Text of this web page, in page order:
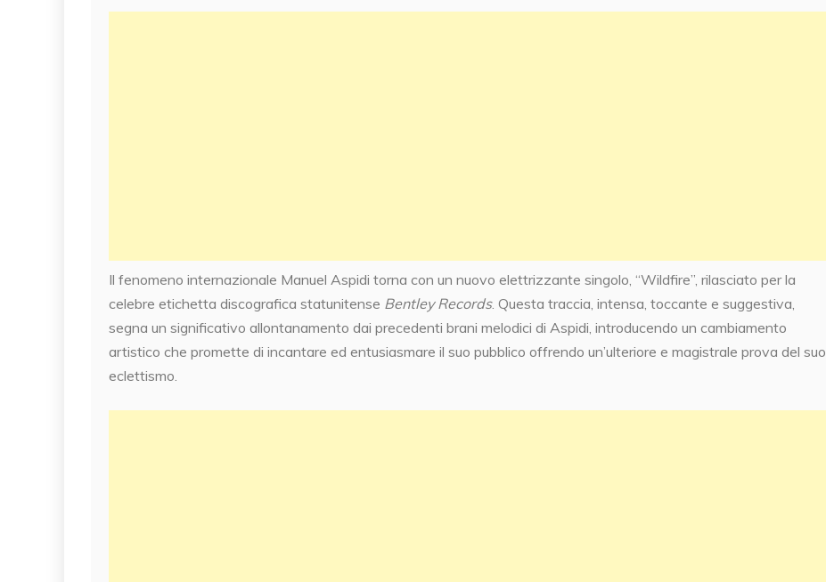
Il fenomeno internazionale Manuel Aspidi torna con un nuovo elettrizzante singolo, “Wildfire”, rilasciato per la
celebre etichetta discografica statunitense Bentley Records. Questa traccia, intensa, toccante e suggestiva,
segna un significativo allontanamento dai precedenti brani melodici di Aspidi, introducendo un cambiamento
artistico che promette di incantare ed entusiasmare il suo pubblico offrendo un’ulteriore e magistrale prova del suo
eclettismo.